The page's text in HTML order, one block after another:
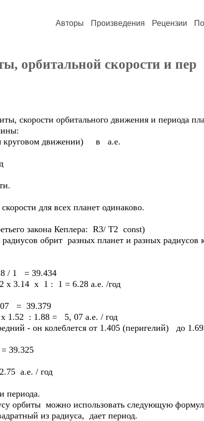
Авторы Произведения Рецензии
орбитальной скорости и пер
скорости орбитального движения и периода
круговом движении) в а.е.
для всех планет одинаково.
закона Кеплера: R3/ T2 const)
обрит разных планет и разных радиусов
1 = 39.434
х 1 : 1 = 6.28 а.е. /год
= 39.379
1.52 : 1.88 = 5, 07 а.е. / год
- он колеблется от 1.405 (перигелий) до
39.325
а.е. / год
периода.
орбиты можно использовать следующую
из радиуса, дает период.